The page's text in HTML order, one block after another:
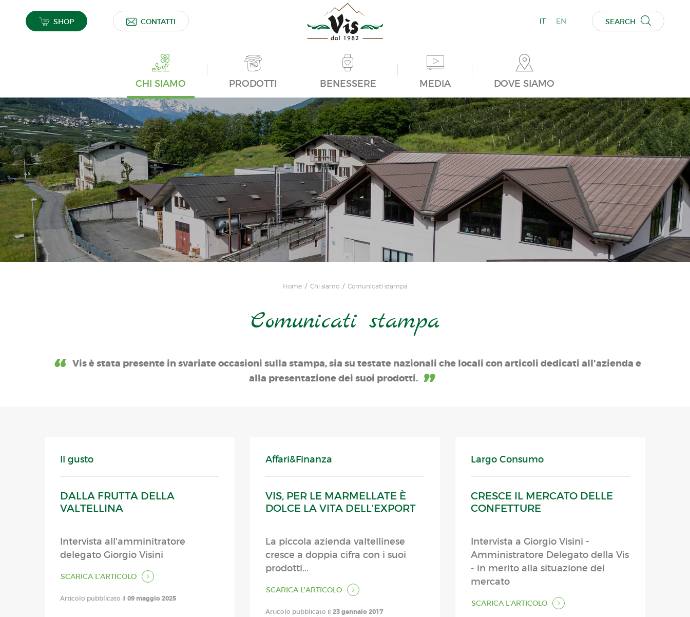
SHOP CONTATTI SEARCH
IT EN
CHI SIAMO PRODOTTI BENESSERE MEDIA DOVE SIAMO
Home Chi siamo Comunicati stampa
Comunicati stampa
Vis è stata presente in svariate occasioni sulla stampa, sia su testate nazionali che locali con articoli dedicati all'azienda e
alla presentazione dei suoi prodotti.
Il gusto
DALLA FRUTTA DELLA
VALTELLINA
Intervista all'amminitratore
delegato Giorgio Visini
SCARICA L'ARTICOLO
Articolo pubblicato il 09 maggio 2025
Affari&Finanza
VIS, PER LE MARMELLATE È
DOLCE LA VITA DELL'EXPORT
La piccola azienda valtellinese
cresce a doppia cifra con i suoi
prodotti...
SCARICA L'ARTICOLO
Articolo pubblicato il 23 gennaio 2017
Largo Consumo
CRESCE IL MERCATO DELLE
CONFETTURE
Intervista a Giorgio Visini -
Amministratore Delegato della Vis
- in merito alla situazione del
mercato
SCARICA L'ARTICOLO